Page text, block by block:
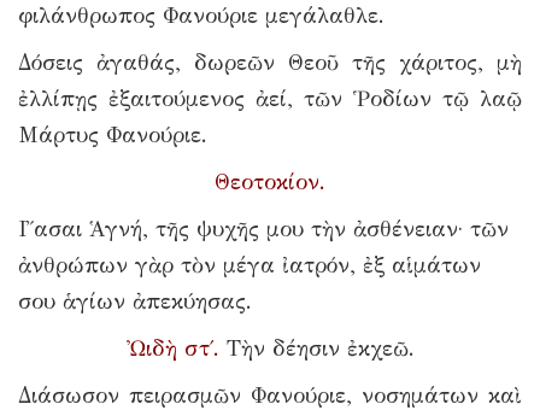
φιλάνθρωπος Φανούριε μεγάλαθλε.
Δόσεις ἀγαθάς, δωρεῶν Θεοῦ τῆς χάριτος, μὴ
ἐλλίπῃς ἐξαιτούμενος ἀεί, τῶν Ῥοδίων τῷ λαῷ
Μάρτυς Φανούριε.
Θεοτοκίον.
Ι῎ασαι Ἁγνή, τῆς ψυχῆς μου τὴν ἀσθένειαν· τῶν
ἀνθρώπων γὰρ τὸν μέγα ἰατρόν, ἐξ αἱμάτων
σου ἁγίων ἀπεκύησας.
Ὠιδὴ στ΄. Τὴν δέησιν ἐκχεῶ.
Διάσωσον πειρασμῶν Φανούριε, νοσημάτων καὶ